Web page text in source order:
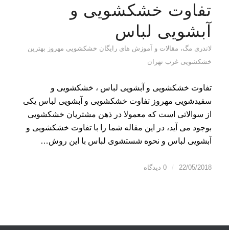
تفاوت خشکشویی و
آبشویی لباس
لاندری مگ، مقالات و آموزش های رایگان خشکشویی مهروز بهترین
خشکشویی غرب تهران
تفاوت خشکشویی و آبشویی لباس ، خشکشویی و
سفیدشویی مهروز تفاوت خشکشویی و آبشویی لباس یکی
از سوالاتی است که معمولا در ذهن مشتریان خشکشویی
بوجود می آید، در این مقاله شما را با تفاوت خشکشویی و
آبشویی لباس و نحوه شستشوی لباس با این روش…
22/05/2018
/ 0 دیدگاه